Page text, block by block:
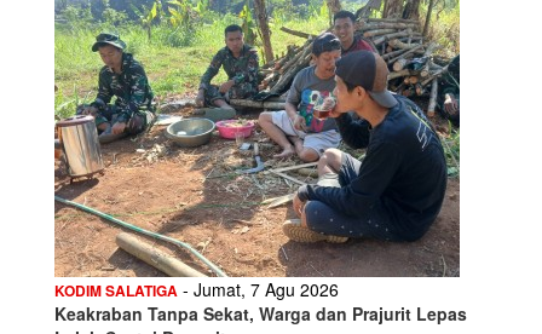
KODIM SALATIGA - Jumat, 7 Agu 2026
Keakraban Tanpa Sekat, Warga dan Prajurit Lepas